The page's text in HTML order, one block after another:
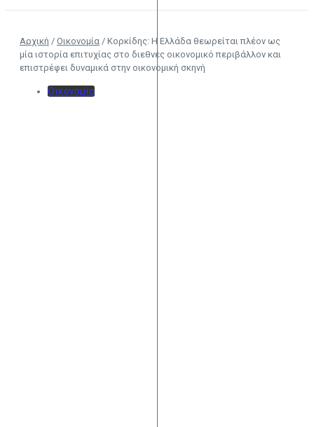
Αρχική / Οικονομία / Κορκίδης: Η Ελλάδα θεωρείται πλέον ως
μία ιστορία επιτυχίας στο διεθνές οικονομικό περιβάλλον και
επιστρέφει δυναμικά στην οικονομική σκηνή
Οικονομία